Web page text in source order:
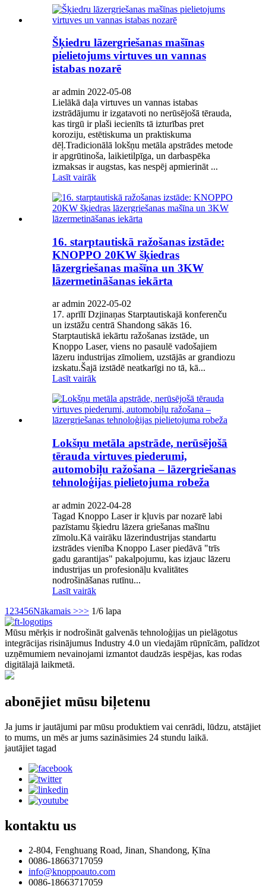
Šķiedru lāzergriešanas mašīnas
pielietojums virtuves un vannas
istabas nozarē
ar admin 2022-05-08
Lielākā daļa virtuves un vannas istabas
izstrādājumu ir izgatavoti no nerūsējošā tērauda, ​​
kas tirgū ir plaši iecienīts tā izturības pret
koroziju, estētiskuma un praktiskuma
dēļ.Tradicionālā lokšņu metāla apstrādes metode
ir apgrūtinoša, laikietilpīga, un darbaspēka
izmaksas ir augstas, kas nespēj apmierināt ...
Lasīt vairāk
16. starptautiskā ražošanas izstāde:
KNOPPO 20KW šķiedras
lāzergriešanas mašīna un 3KW
lāzermetināšanas iekārta
ar admin 2022-05-02
17. aprīlī Dzjinaņas Starptautiskajā konferenču
un izstāžu centrā Shandong sākās 16.
Starptautiskā iekārtu ražošanas izstāde, un
Knoppo Laser, viens no pasaulē vadošajiem
lāzeru industrijas zīmoliem, uzstājās ar grandiozu
izskatu.Šajā izstādē neatkarīgi no tā, kā...
Lasīt vairāk
Lokšņu metāla apstrāde, nerūsējošā
tērauda virtuves piederumi,
automobiļu ražošana – lāzergriešanas
tehnoloģijas pielietojuma robeža
ar admin 2022-04-28
Tagad Knoppo Laser ir kļuvis par nozarē labi
pazīstamu šķiedru lāzera griešanas mašīnu
zīmolu.Kā vairāku lāzerindustrijas standartu
izstrādes vienība Knoppo Laser piedāvā "trīs
gadu garantijas" pakalpojumu, kas izjauc lāzeru
industrijas un profesionāļu kvalitātes
nodrošināšanas rutīnu...
Lasīt vairāk
1 23456Nākamais >>> 1/6 lapa
Mūsu mērķis ir nodrošināt galvenās tehnoloģijas un pielāgotus
integrācijas risinājumus Industry 4.0 un viedajām rūpnīcām, palīdzot
uzņēmumiem nevainojami izmantot daudzās iespējas, kas rodas
digitālajā laikmetā.
abonējiet mūsu biļetenu
Ja jums ir jautājumi par mūsu produktiem vai cenrādi, lūdzu, atstājiet
to mums, un mēs ar jums sazināsimies 24 stundu laikā.
jautājiet tagad
kontaktu us
2-804, Fenghuang Road, Jinan, Shandong, Ķīna
0086-18663717059
info@knoppoauto.com
0086-18663717059